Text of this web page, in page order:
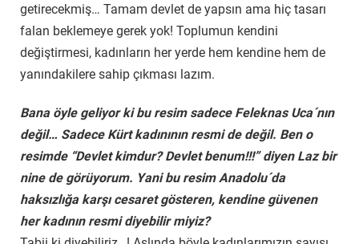
getirecekmiş… Tamam devlet de yapsın ama hiç tasarı
falan beklemeye gerek yok! Toplumun kendini
değiştirmesi, kadınların her yerde hem kendine hem de
yanındakilere sahip çıkması lazım.
Bana öyle geliyor ki bu resim sadece Feleknas Uca´nın
değil… Sadece Kürt kadınının resmi de değil. Ben o
resimde “Devlet kimdur? Devlet benum!!!” diyen Laz bir
nine de görüyorum. Yani bu resim Anadolu´da
haksızlığa karşı cesaret gösteren, kendine güvenen
her kadının resmi diyebilir miyiz?